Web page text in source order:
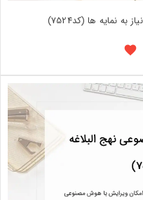
نمایه ها (کد7524)